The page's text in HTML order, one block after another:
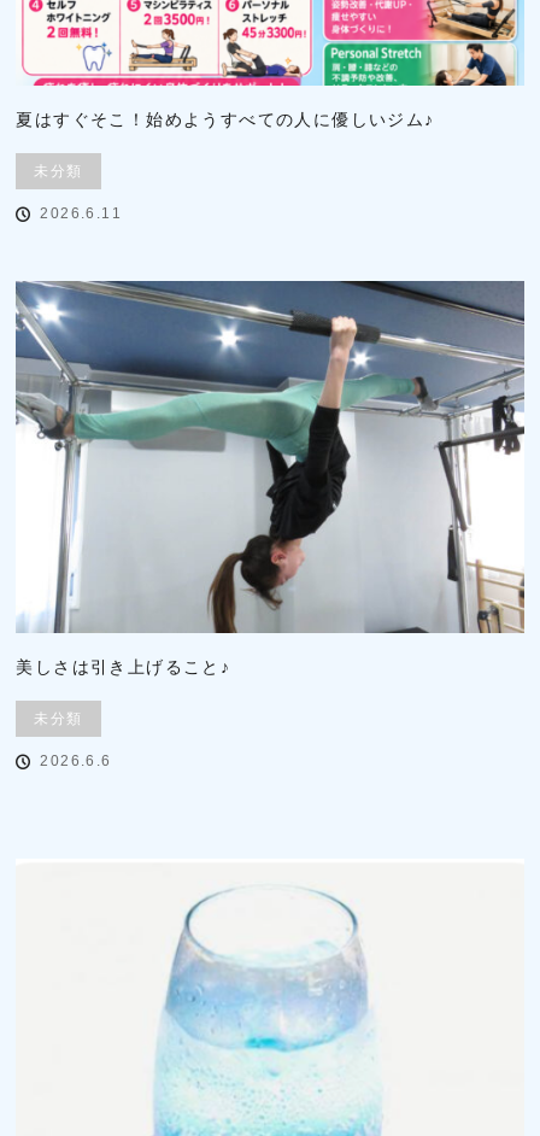
夏はすぐそこ！始めようすべての人に優しいジム♪
未分類
2026.6.11
美しさは引き上げること♪
未分類
2026.6.6